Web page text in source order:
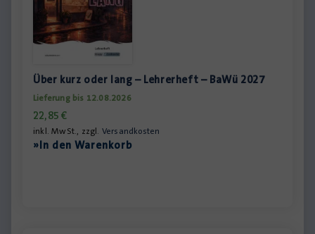
Über kurz oder lang – Lehrerheft – BaWü 2027
Lieferung bis 12.08.2026
22,85€
inkl. MwSt., zzgl. Versandkosten
»In den Warenkorb